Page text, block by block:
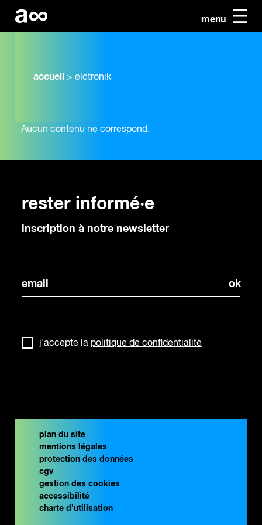
menu
accueil > elctronik
Aucun contenu ne correspond.
rester informé·e
inscription à notre newsletter
j'accepte la politique de confidentialité
plan du site
mentions légales
protection des données
cgv
gestion des cookies
accessibilité
charte d’utilisation